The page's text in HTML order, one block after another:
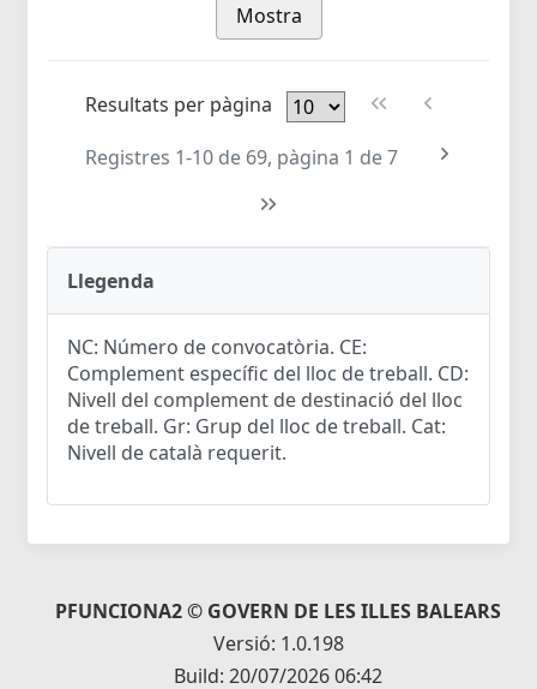
Mostra
Resultats per pàgina
Registres 1-10 de 69, pàgina 1 de 7
Llegenda
NC: Número de convocatòria. CE:
Complement específic del lloc de treball. CD:
Nivell del complement de destinació del lloc
de treball. Gr: Grup del lloc de treball. Cat:
Nivell de català requerit.
PFUNCIONA2 © GOVERN DE LES ILLES BALEARS
Versió: 1.0.198
Build: 20/07/2026 06:42